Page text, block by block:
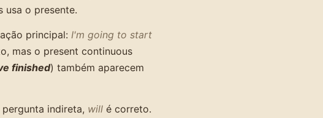
o presente.
principal: I'm going to start
mas o present continuous
finished) também aparecem
indireta, will é correto.